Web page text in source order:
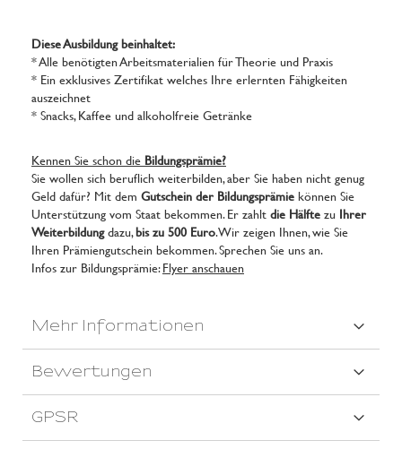
Diese Ausbildung beinhaltet:
* Alle benötigten Arbeitsmaterialien für Theorie und Praxis
* Ein exklusives Zertifikat welches Ihre erlernten Fähigkeiten
auszeichnet
* Snacks, Kaffee und alkoholfreie Getränke
Kennen Sie schon die Bildungsprämie?
Sie wollen sich beruflich weiterbilden, aber Sie haben nicht genug
Geld dafür? Mit dem Gutschein der Bildungsprämiekönnen Sie
Unterstützung vom Staat bekommen. Er zahltdie Hälftezu Ihrer
Weiterbildungdazu,bis zu 500 Euro. Wir zeigen Ihnen, wie Sie
Ihren Prämiengutschein bekommen. Sprechen Sie uns an.
Infos zur Bildungsprämie:Flyer anschauen
Mehr Informationen
Bewertungen
GPSR